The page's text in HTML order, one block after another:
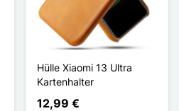
Hülle Xiaomi 13 Ultra
Kartenhalter
12,99 €